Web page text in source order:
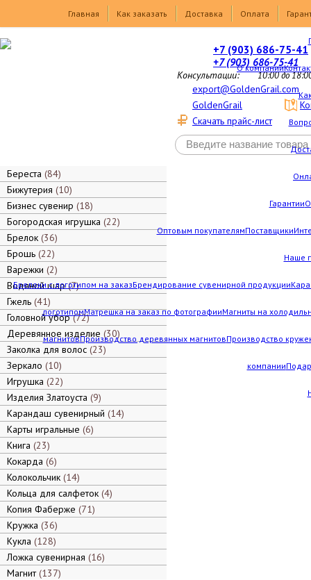
Главная
Как заказать Доставка Оплата
О компании
Гарантии
Оптовым покупателямПоставщики
Наше
Брелоки с логотипом на заказБрендирование сувенирной продукции
логотипомМатрешка на заказ по фотографииМагниты на
магнитовПроизводство деревянных магнитовПроизводство
компании
+7 (903) 686-75-41
+7 (903) 686-75-41
Консультации: 10:00 до
export@GoldenGrail.com
GoldenGrail
Скачать прайс-лист
Береста 84
Бижутерия 10
Бизнес сувенир 18
Богородская игрушка 22
Брелок 36
Брошь 22
Варежки 2
Водяной шар 7
Гжель 41
Головной убор 72
Деревянное изделие 30
Заколка для волос 23
Зеркало 10
Игрушка 22
Изделия Златоуста 9
Карандаш сувенирный 14
Карты игральные 6
Книга 23
Кокарда 6
Колокольчик 14
Кольца для салфеток 4
Копия Фаберже 71
Кружка 36
Кукла 128
Ложка сувенирная 16
Магнит 137